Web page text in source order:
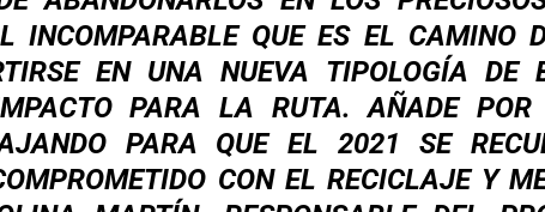
INCOMPARABLE QUE ES EL CAMINO
EN UNA NUEVA TIPOLOGÍA DE
PARA LA RUTA. AÑADE POR
PARA QUE EL 2021 SE
CON EL RECICLAJE Y